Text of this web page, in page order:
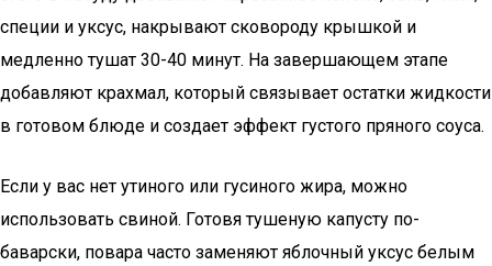
специи и уксус, накрывают сковороду крышкой и
медленно тушат 30-40 минут. На завершающем этапе
добавляют крахмал, который связывает остатки жидкости
в готовом блюде и создает эффект густого пряного соуса.
Если у вас нет утиного или гусиного жира, можно
использовать свиной. Готовя тушеную капусту по-
баварски, повара часто заменяют яблочный уксус белым